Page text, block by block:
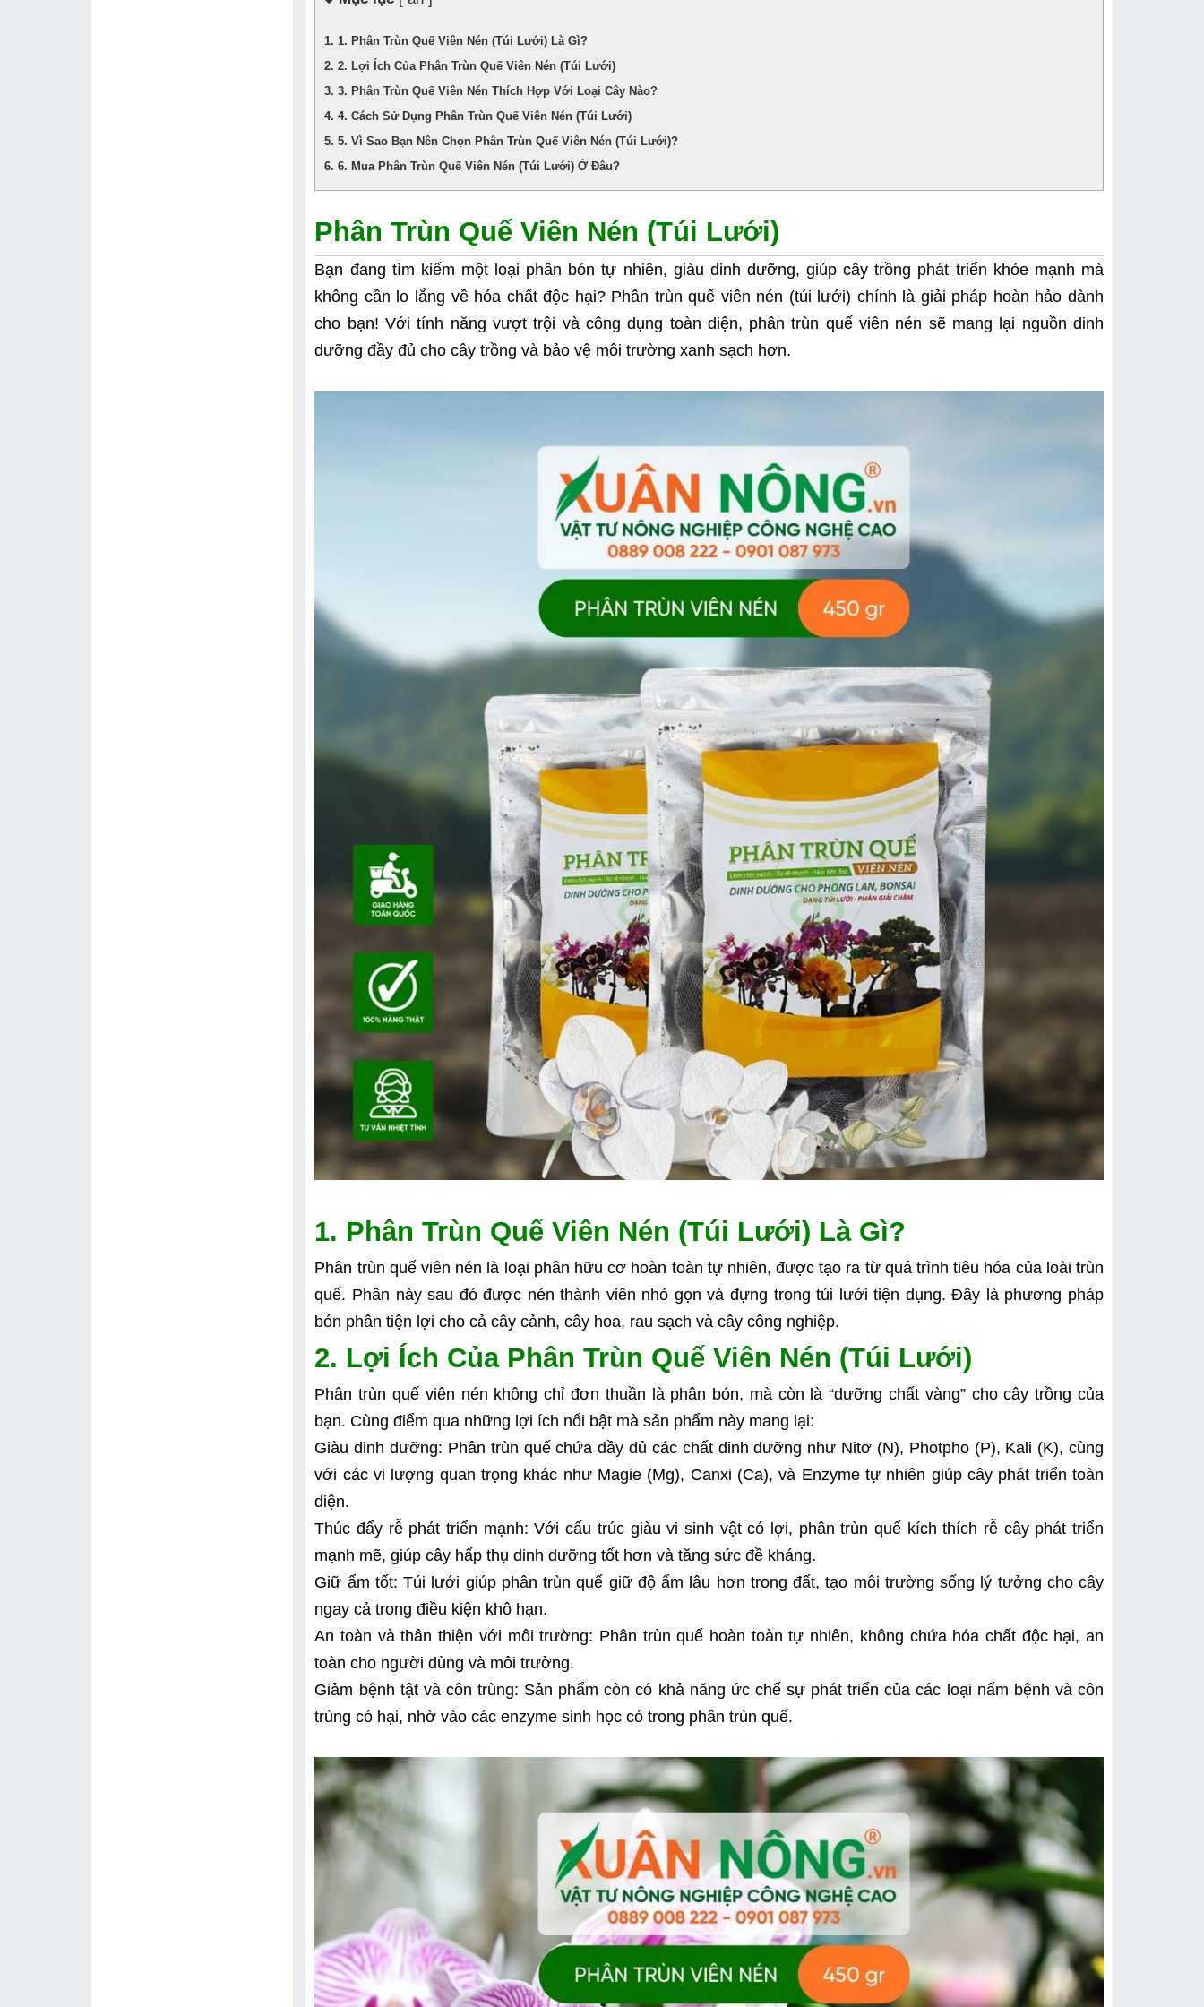
1. Phân Trùn Quế Viên Nén (Túi Lưới) Là Gì?
2. Lợi Ích Của Phân Trùn Quế Viên Nén (Túi Lưới)
3. Phân Trùn Quế Viên Nén Thích Hợp Với Loại Cây Nào?
4. Cách Sử Dụng Phân Trùn Quế Viên Nén (Túi Lưới)
5. Vì Sao Bạn Nên Chọn Phân Trùn Quế Viên Nén (Túi Lưới)?
6. Mua Phân Trùn Quế Viên Nén (Túi Lưới) Ở Đâu?
Phân Trùn Quế Viên Nén (Túi Lưới)
Bạn đang tìm kiếm một loại phân bón tự nhiên, giàu dinh dưỡng, giúp cây trồng phát triển khỏe mạnh mà
không cần lo lắng về hóa chất độc hại? Phân trùn quế viên nén (túi lưới) chính là giải pháp hoàn hảo dành
cho bạn! Với tính năng vượt trội và công dụng toàn diện, phân trùn quế viên nén sẽ mang lại nguồn dinh
dưỡng đầy đủ cho cây trồng và bảo vệ môi trường xanh sạch hơn.
1. Phân Trùn Quế Viên Nén (Túi Lưới) Là Gì?
Phân trùn quế viên nén là loại phân hữu cơ hoàn toàn tự nhiên, được tạo ra từ quá trình tiêu hóa của loài trùn
quế. Phân này sau đó được nén thành viên nhỏ gọn và đựng trong túi lưới tiện dụng. Đây là phương pháp
bón phân tiện lợi cho cả cây cảnh, cây hoa, rau sạch và cây công nghiệp.
2. Lợi Ích Của Phân Trùn Quế Viên Nén (Túi Lưới)
Phân trùn quế viên nén không chỉ đơn thuần là phân bón, mà còn là “dưỡng chất vàng” cho cây trồng của
bạn. Cùng điểm qua những lợi ích nổi bật mà sản phẩm này mang lại:
Giàu dinh dưỡng: Phân trùn quế chứa đầy đủ các chất dinh dưỡng như Nitơ (N), Photpho (P), Kali (K), cùng
với các vi lượng quan trọng khác như Magie (Mg), Canxi (Ca), và Enzyme tự nhiên giúp cây phát triển toàn
diện.
Thúc đẩy rễ phát triển mạnh: Với cấu trúc giàu vi sinh vật có lợi, phân trùn quế kích thích rễ cây phát triển
mạnh mẽ, giúp cây hấp thụ dinh dưỡng tốt hơn và tăng sức đề kháng.
Giữ ẩm tốt: Túi lưới giúp phân trùn quế giữ độ ẩm lâu hơn trong đất, tạo môi trường sống lý tưởng cho cây
ngay cả trong điều kiện khô hạn.
An toàn và thân thiện với môi trường: Phân trùn quế hoàn toàn tự nhiên, không chứa hóa chất độc hại, an
toàn cho người dùng và môi trường.
Giảm bệnh tật và côn trùng: Sản phẩm còn có khả năng ức chế sự phát triển của các loại nấm bệnh và côn
trùng có hại, nhờ vào các enzyme sinh học có trong phân trùn quế.